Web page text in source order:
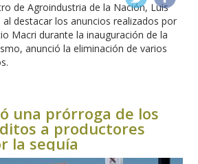
de Agroindustria de la Nación, Luis
al destacar los anuncios realizados por
Macri durante la inauguración de la
anunció la eliminación de varios
una prórroga de los
a productores
la sequía